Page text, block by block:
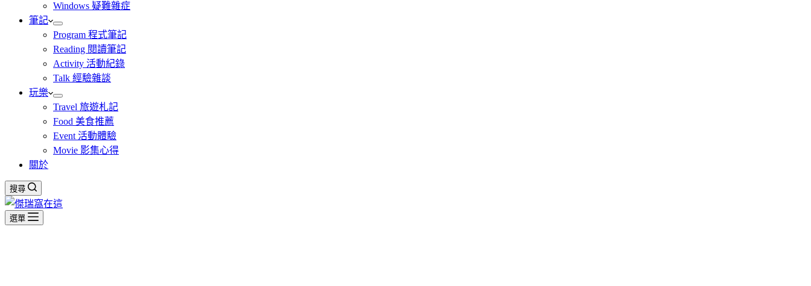
Windows 疑難雜症
筆記
Program 程式筆記
Reading 閱讀筆記
Activity 活動紀錄
Talk 經驗雜談
玩樂
Travel 旅遊札記
Food 美食推薦
Event 活動體驗
Movie 影集心得
關於
搜尋
選單